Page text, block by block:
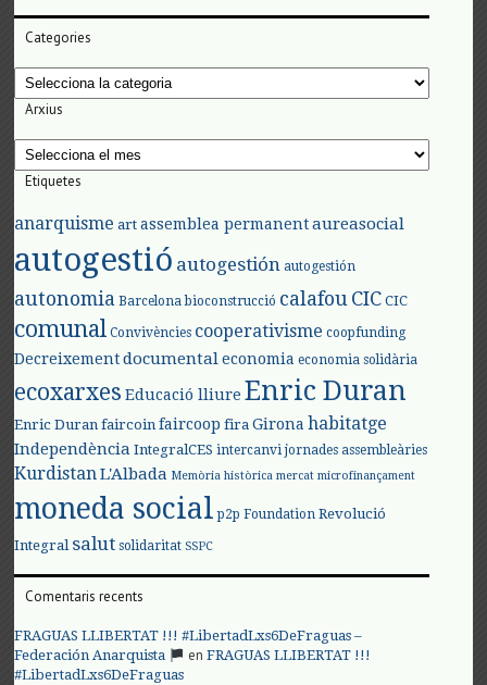
Categories
Categories
Arxius
Arxius
Etiquetes
anarquisme art assemblea permanent aureasocial
autogestió autogestión autogestión
autonomia Barcelona bioconstrucció calafouCIC CIC
comunal Convivències cooperativisme coopfunding
Decreixement documental economia economia solidària
ecoxarxes Educació lliure Enric Duran
Enric Duran faircoin faircoop fira Girona habitatge
Independència IntegralCES intercanvi jornades assembleàries
KurdistanL'Albada Memòria històrica mercat microfinançament
moneda social p2p Foundation Revolució
Integral salut solidaritat SSPC
Comentaris recents
FRAGUAS LLIBERTAT !!! #LibertadLxs6DeFraguas –
Federación Anarquista
enFRAGUAS LLIBERTAT !!!
#LibertadLxs6DeFraguas